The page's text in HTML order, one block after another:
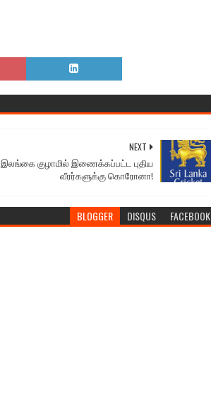
NEXT
இலங்கை குழாமில் இணைக்கப்பட்ட புதிய
வீரர்களுக்கு கொரோனா!
BLOGGER DISQUS FACEBOOK